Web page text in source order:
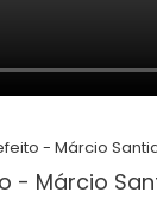
- Márcio